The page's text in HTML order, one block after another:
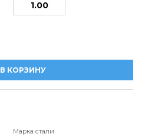
В КОРЗИНУ